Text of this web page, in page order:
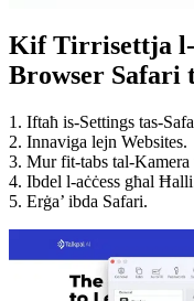
Kif Tirrisettja
Browser Safari
1. Iftaħ is-Settings tas-
2. Innaviga lejn Websites.
3. Mur fit-tabs tal-
4. Ibdel l-aċċess għal
5. Erġa’ ibda Safari.